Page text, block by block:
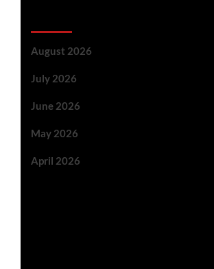
August 2026
July 2026
June 2026
May 2026
April 2026